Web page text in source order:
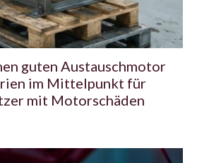
guten Austauschmotor
im Mittelpunkt für
mit Motorschäden